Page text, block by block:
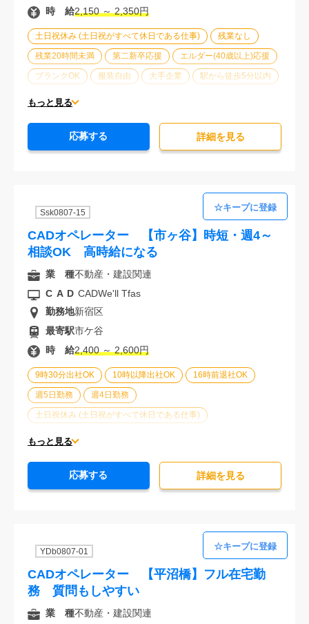
土日祝休み (土日祝がすべて休日である仕事) 残業なし
残業20時間未満 第二新卒応援 エルダー(40歳以上)応援
ブランクOK 服装自由 大手企業 駅から徒歩5分以内
オフィスが禁煙
もっと見る
時 給2,150 ～ 2,350円
応募する 詳細を⾒る
Ssk0807-15
CADオペレーター 【市ヶ谷】時短・週4～
相談OK 高時給になる
9時30分出社OK 10時以降出社OK 16時前退社OK
週5日勤務 週4日勤務
土日祝休み (土日祝がすべて休日である仕事)
平日休みあり (週に一度以上平日に休日がある仕事)
エルダー(40歳以上)応援 服装自由
オフィスが禁煙 20代活躍中 30代活躍中
もっと見る
業 種不動産・建設関連
CAD CADWe'll Tfas
勤務地新宿区
最寄駅市ケ谷
時 給2,400 ～ 2,600円
応募する 詳細を⾒る
YDb0807-01
CADオペレーター 【平沼橋】フル在宅勤
務 質問もしやすい
業 種不動産・建設関連